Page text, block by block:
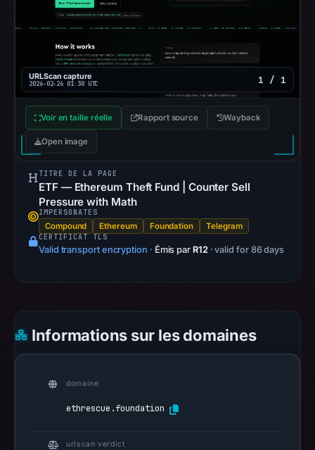
external
blocklist
matches
were
in
the
7,
2026
at
UTC.
recorded
no
URLScan capture
2026-02-26 01:30 UTC 1 / 1
Voir en taille réelle Rapport source Wayback
Open image
TITRE DE LA PAGE
ETF — Ethereum Theft Fund | Counter Sell
Pressure with Math
IMPERSONATES
Compound Ethereum Foundation Telegram
CERTIFICAT TLS
Valid transport encryption · Émis par R12 · valid for 86 days
Informations sur les domaines
domaine
ethrescue.foundation
urlscan verdict